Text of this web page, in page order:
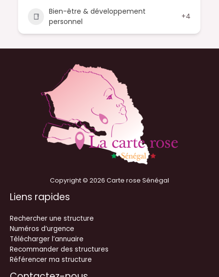
Bien-être & développement
personnel
+4
Copyright © 2026 Carte rose Sénégal
Liens rapides
Rechercher une structure
Numéros d’urgence
Télécharger l’annuaire
Recommander des structures
Référencer ma structure